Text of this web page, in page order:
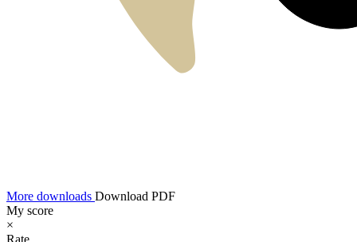
More downloads Download PDF
My score
×
Rate